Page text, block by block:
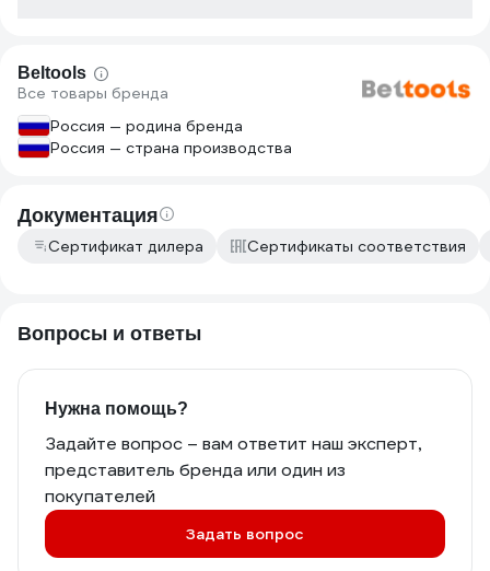
Beltools
Все товары бренда
Россия — родина бренда
Россия — страна производства
Документация
Сертификат дилера Сертификаты соответствия
Вопросы и ответы
Нужна помощь?
Задайте вопрос – вам ответит наш эксперт,
представитель бренда или один из
покупателей
Задать вопрос